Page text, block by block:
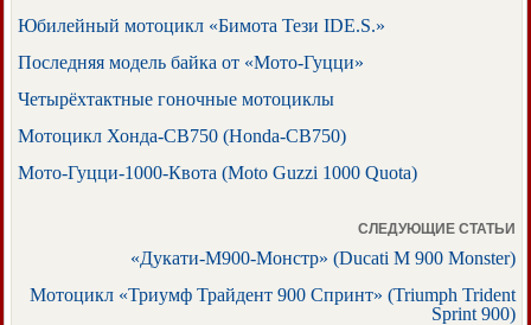
Юбилейный мотоцикл «Бимота Тези IDE.S.»
Последняя модель байка от «Мото-Гуцци»
Четырёхтактные гоночные мотоциклы
Мотоцикл Хонда-СВ750 (Honda-CB750)
Мото-Гуцци-1000-Квота (Moto Guzzi 1000 Quota)
СЛЕДУЮЩИЕ СТАТЬИ
«Дукати-М900-Монстр» (Ducati M 900 Monster)
Мотоцикл «Триумф Трайдент 900 Спринт» (Triumph Trident
Sprint 900)